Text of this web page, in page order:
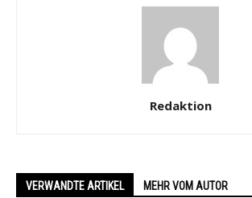
Redaktion
VERWANDTE ARTIKEL MEHR VOM AUTOR